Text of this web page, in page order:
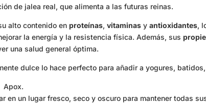
de jalea real, que alimenta a las futuras reinas.
alto contenido enproteínas,vitaminas yantioxidantes,
la energía y la resistencia física. Además, sus
una salud general óptima.
dulce lo hace perfecto para añadir a yogures,
Apox.
en un lugar fresco, seco y oscuro para mantener todas